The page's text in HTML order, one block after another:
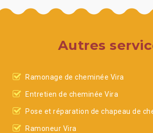
Autres
Ramonage de cheminée Vira
Entretien de cheminée Vira
Pose et réparation de chapeau de
Ramoneur Vira